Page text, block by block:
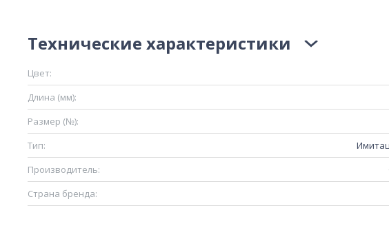
Технические характеристики
Цвет:
Длина (мм):
Размер (№):
Тип:
Производитель:
Страна бренда: